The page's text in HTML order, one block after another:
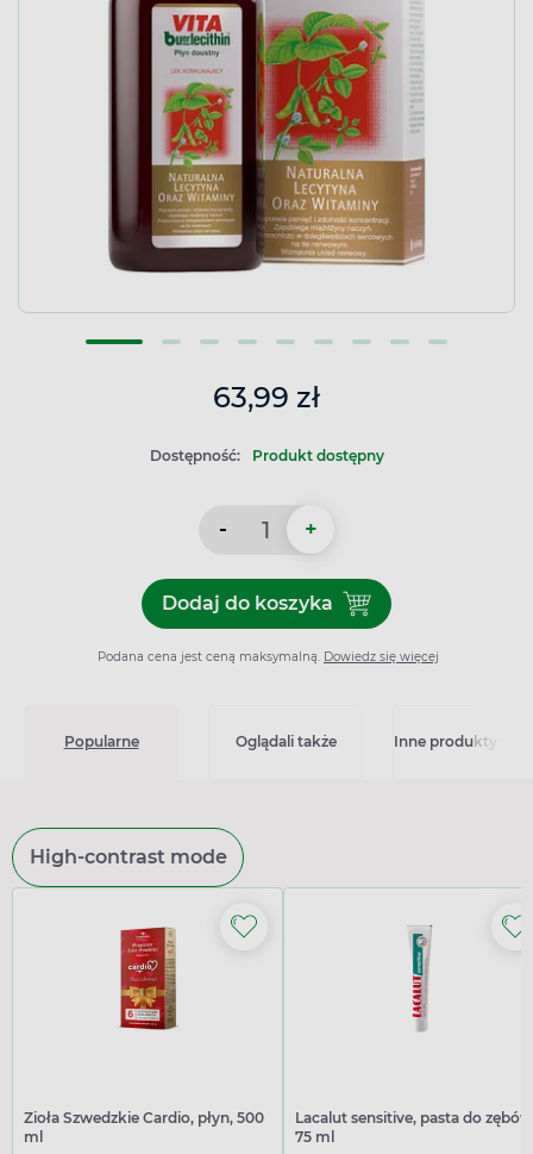
63,99 zł
Dostępność: Produkt dostępny
- +
Dodaj do koszykaDodaj do koszyka Vita
Podana cena jest ceną maksymalną. Dowiedz się więcej
Popularne Oglądali także Inne produkty z
High-contrast mode
Zioła Szwedzkie Cardio, płyn, 500
ml
Lacalut sensitive, pasta do
75 ml